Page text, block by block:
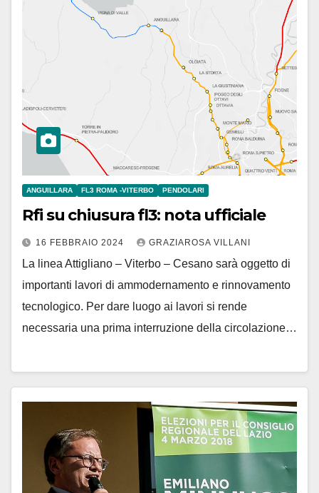
ANGUILLARA FL3 ROMA -VITERBO PENDOLARI
Rfi su chiusura fl3: nota ufficiale
16 FEBBRAIO 2024 GRAZIAROSA VILLANI
La linea Attigliano – Viterbo – Cesano sarà oggetto di
importanti lavori di ammodernamento e rinnovamento
tecnologico. Per dare luogo ai lavori si rende
necessaria una prima interruzione della circolazione…